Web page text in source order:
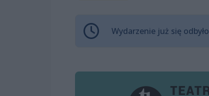
Wydarzenie już się odbyło